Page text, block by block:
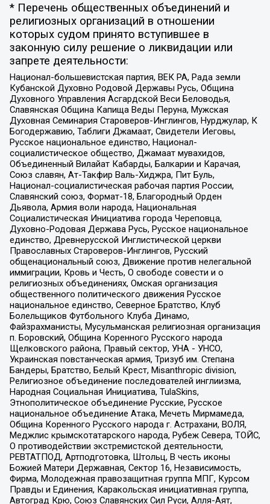
* Перечень общественных объединений и
религиозных организаций в отношении
которых судом принято вступившее в
законную силу решение о ликвидации или
запрете деятельности:
Национал-большевистская партия, ВЕК РА, Рада земли
Кубанской Духовно Родовой Державы Русь, Община
Духовного Управления Асгардской Веси Беловодья,
Славянская Община Капища Веды Перуна, Мужская
Духовная Семинария Староверов-Инглингов, Нурджулар, К
Богодержавию, Таблиги Джамаат, Свидетели Иеговы,
Русское национальное единство, Национал-
социалистическое общество, Джамаат мувахидов,
Объединенный Вилайат Кабарды, Балкарии и Карачая,
Союз славян, Ат-Такфир Валь-Хиджра, Пит Буль,
Национал-социалистическая рабочая партия России,
Славянский союз, Формат-18, Благородный Орден
Дьявола, Армия воли народа, Национальная
Социалистическая Инициатива города Череповца,
Духовно-Родовая Держава Русь, Русское национальное
единство, Древнерусской Инглистической церкви
Православных Староверов-Инглингов, Русский
общенациональный союз, Движение против нелегальной
иммиграции, Кровь и Честь, О свободе совести и о
религиозных объединениях, Омская организация
общественного политического движения Русское
национальное единство, Северное Братство, Клуб
Болельщиков Футбольного Клуба Динамо,
Файзрахманисты, Мусульманская религиозная организация
п. Боровский, Община Коренного Русского народа
Щелковского района, Правый сектор, УНА - УНСО,
Украинская повстанческая армия, Тризуб им. Степана
Бандеры, Братство, Белый Крест, Misanthropic division,
Религиозное объединение последователей инглиизма,
Народная Социальная Инициатива, TulaSkins,
Этнополитическое объединение Русские, Русское
национальное объединение Атака, Мечеть Мирмамеда,
Община Коренного Русского народа г. Астрахани, ВОЛЯ,
Меджлис крымскотатарского народа, Рубеж Севера, ТОЙС,
О противодействии экстремистской деятельности,
РЕВТАТПОД, Артподготовка, Штольц, В честь иконы
Божией Матери Державная, Сектор 16, Независимость,
Фирма, Молодежная правозащитная группа МПГ, Курсом
Правды и Единения, Каракольская инициативная группа,
Автоград Крю, Союз Славянских Сил Руси, Алля-Аят,